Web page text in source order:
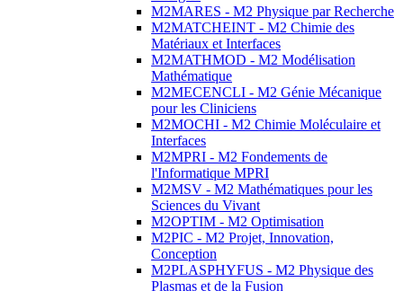
M2MARES - M2 Physique par Recherche
M2MATCHEINT - M2 Chimie des
Matériaux et Interfaces
M2MATHMOD - M2 Modélisation
Mathématique
M2MECENCLI - M2 Génie Mécanique
pour les Cliniciens
M2MOCHI - M2 Chimie Moléculaire et
Interfaces
M2MPRI - M2 Fondements de
l'Informatique MPRI
M2MSV - M2 Mathématiques pour les
Sciences du Vivant
M2OPTIM - M2 Optimisation
M2PIC - M2 Projet, Innovation,
Conception
M2PLASPHYFUS - M2 Physique des
Plasmas et de la Fusion